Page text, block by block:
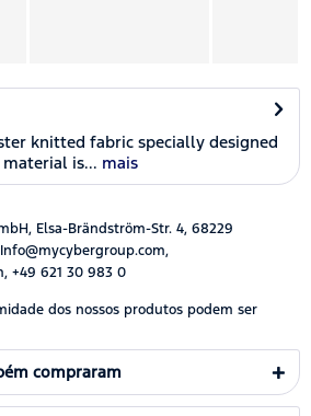
knitted fabric specially designed
is... mais
Elsa-Brändström-Str. 4, 68229
+49 621 30 983 0
dos nossos produtos podem ser
compraram